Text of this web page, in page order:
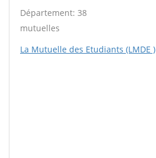
Département: 38
mutuelles
La Mutuelle des Etudiants (LMDE )